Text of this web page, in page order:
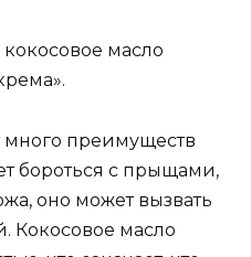
кокосовое масло
много преимуществ
бороться с прыщами,
оно может вызвать
Кокосовое масло